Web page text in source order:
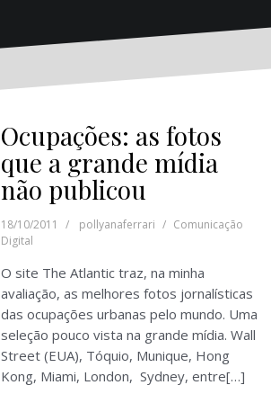
Ocupações: as fotos
que a grande mídia
não publicou
18/10/2011 pollyanaferrari
Comunicação
Digital
O site The Atlantic traz, na minha
avaliação, as melhores fotos jornalísticas
das ocupações urbanas pelo mundo. Uma
seleção pouco vista na grande mídia. Wall
Street (EUA), Tóquio, Munique, Hong
Kong, Miami, London, Sydney, entre[…]